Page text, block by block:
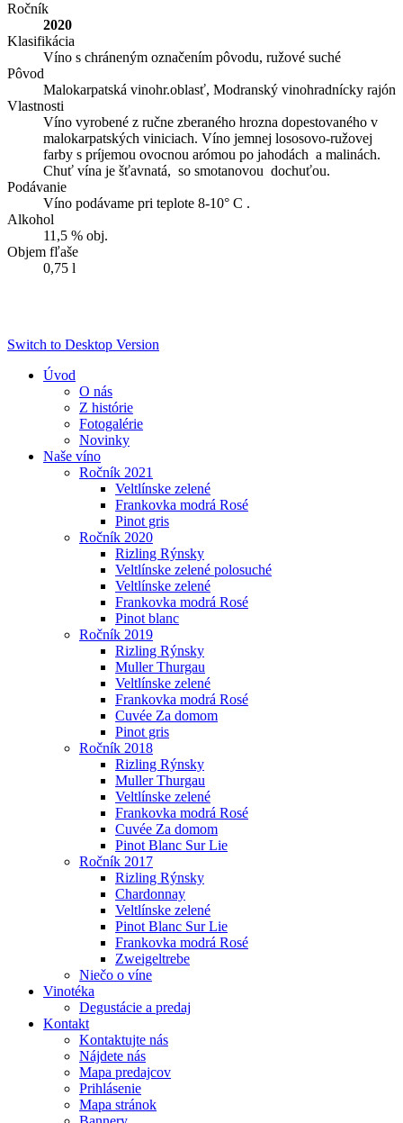
Ročník
2020
Klasifikácia
Víno s chráneným označením pôvodu, ružové suché
Pôvod
Malokarpatská vinohr.oblasť, Modranský vinohradnícky rajón
Vlastnosti
Víno vyrobené z ručne zberaného hrozna dopestovaného v
malokarpatských viniciach. Víno jemnej lososovo-ružovej
farby s príjemou ovocnou arómou po jahodách a malinách.
Chuť vína je šťavnatá, so smotanovou dochuťou.
Podávanie
Víno podávame pri teplote 8-10° C .
Alkohol
11,5 % obj.
Objem fľaše
0,75 l
Switch to Desktop Version
Úvod
O nás
Z histórie
Fotogalérie
Novinky
Naše víno
Ročník 2021
Veltlínske zelené
Frankovka modrá Rosé
Pinot gris
Ročník 2020
Rizling Rýnsky
Veltlínske zelené polosuché
Veltlínske zelené
Frankovka modrá Rosé
Pinot blanc
Ročník 2019
Rizling Rýnsky
Muller Thurgau
Veltlínske zelené
Frankovka modrá Rosé
Cuvée Za domom
Pinot gris
Ročník 2018
Rizling Rýnsky
Muller Thurgau
Veltlínske zelené
Frankovka modrá Rosé
Cuvée Za domom
Pinot Blanc Sur Lie
Ročník 2017
Rizling Rýnsky
Chardonnay
Veltlínske zelené
Pinot Blanc Sur Lie
Frankovka modrá Rosé
Zweigeltrebe
Niečo o víne
Vinotéka
Degustácie a predaj
Kontakt
Kontaktujte nás
Nájdete nás
Mapa predajcov
Prihlásenie
Mapa stránok